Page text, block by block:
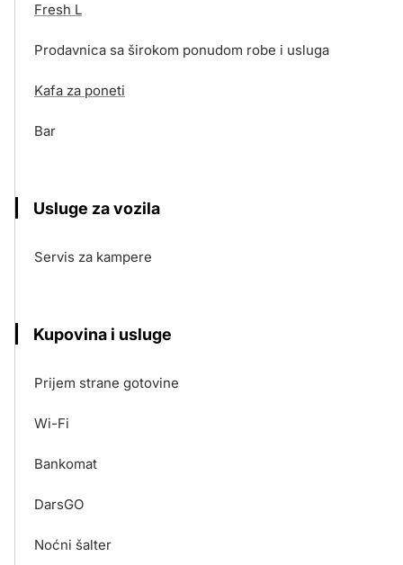
Fresh L
Prodavnica sa širokom ponudom robe i usluga
Kafa za poneti
Bar
Usluge za vozila
Servis za kampere
Kupovina i usluge
Prijem strane gotovine
Wi-Fi
Bankomat
DarsGO
Noćni šalter